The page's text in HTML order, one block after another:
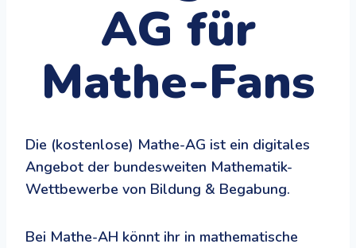
AG für
Mathe-Fans
Die (kostenlose) Mathe-AG ist ein digitales
Angebot der bundesweiten Mathematik-
Wettbewerbe von Bildung & Begabung.
Bei Mathe-AH könnt ihr in mathematische